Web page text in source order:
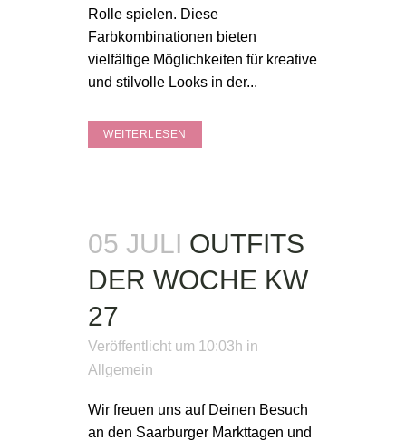
Rolle spielen. Diese
Farbkombinationen bieten
vielfältige Möglichkeiten für kreative
und stilvolle Looks in der...
WEITERLESEN
05 JULI OUTFITS
DER WOCHE KW
27
Veröffentlicht um 10:03h in
Allgemein
Wir freuen uns auf Deinen Besuch
an den Saarburger Markttagen und